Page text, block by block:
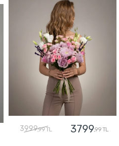
3999,99 TL 3799,99 TL